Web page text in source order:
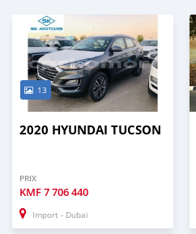
13
2020 HYUNDAI TUCSON
PRIX
KMF7 706 440
Import - Dubai